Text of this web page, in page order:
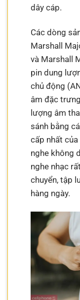
dây cáp.
Các dòng
Marshall
và Marshall
pin dung
chủ động
âm đặc
lượng âm
sánh bằng
cấp nhất của
nghe không
nghe nhạc
chuyển, tập
hàng ngày.